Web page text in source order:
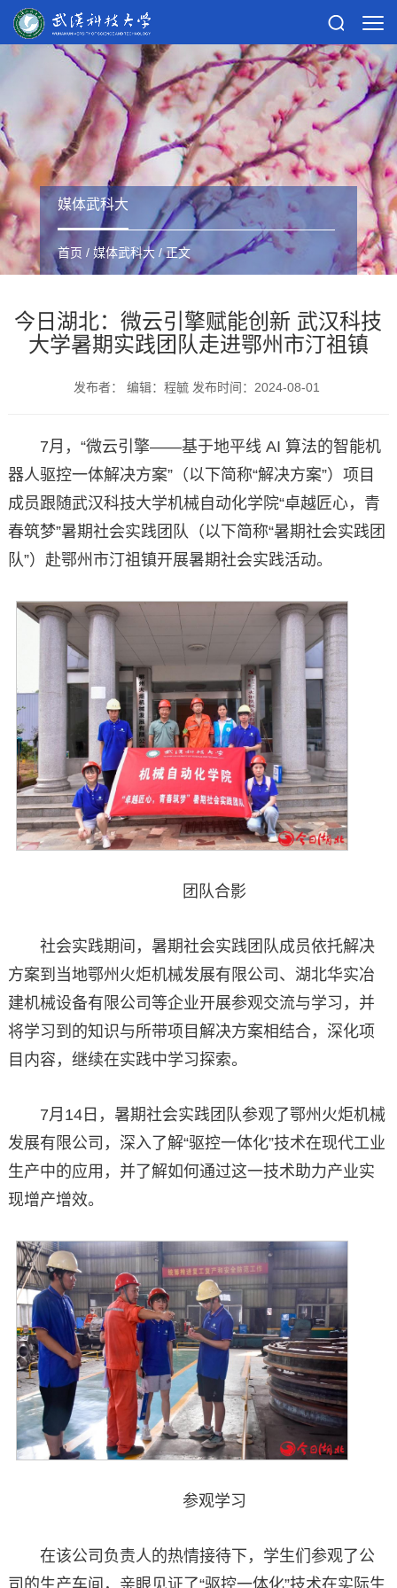
媒体武科大
首页 / 媒体武科大/ 正文
今日湖北：微云引擎赋能创新 武汉科技
大学暑期实践团队走进鄂州市汀祖镇
发布者： 编辑：程毓 发布时间：2024-08-01
7月，“微云引擎——基于地平线 AI 算法的智能机
器人驱控一体解决方案”（以下简称“解决方案”）项目
成员跟随武汉科技大学机械自动化学院“卓越匠心，青
春筑梦”暑期社会实践团队（以下简称“暑期社会实践团
队”）赴鄂州市汀祖镇开展暑期社会实践活动。
团队合影
社会实践期间，暑期社会实践团队成员依托解决
方案到当地鄂州火炬机械发展有限公司、湖北华实冶
建机械设备有限公司等企业开展参观交流与学习，并
将学习到的知识与所带项目解决方案相结合，深化项
目内容，继续在实践中学习探索。
7月14日，暑期社会实践团队参观了鄂州火炬机械
发展有限公司，深入了解“驱控一体化”技术在现代工业
生产中的应用，并了解如何通过这一技术助力产业实
现增产增效。
参观学习
在该公司负责人的热情接待下，学生们参观了公
司的生产车间，亲眼见证了“驱控一体化”技术在实际生